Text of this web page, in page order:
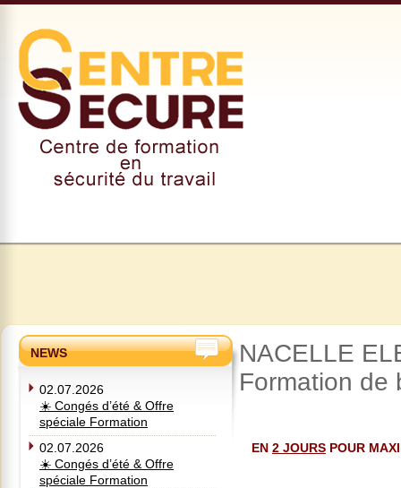
NEWS
02.07.2026
☀️ Congés d’été & Offre
spéciale Formation
02.07.2026
☀️ Congés d’été & Offre
spéciale Formation
NACELLE
Formation de
EN 2 JOURS POUR